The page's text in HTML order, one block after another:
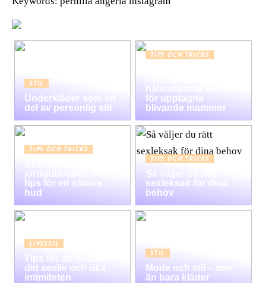
STIL
Underkläder som en
del av personlig stil
TIPS OCH TRICKS
hälsosamma vanor
för upptagna
blivande mammor
TIPS OCH TRICKS
jordgubbsben – 5
tips för en slätare
hud
TIPS OCH TRICKS
Så väljer du rätt
sexleksak för dina
behov
LIVSSTIL
Tips för att förbättra
ditt sexliv och öka
intimiteten
STIL
Mode och stil – mer
än bara kläder